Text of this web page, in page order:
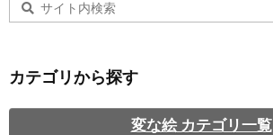
カテゴリから探す
変な絵 カテゴリ一覧